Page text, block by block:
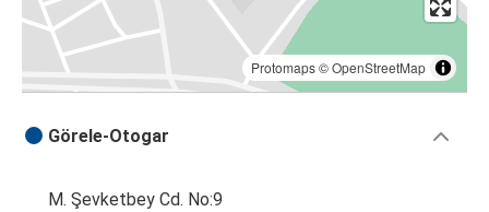
Protomaps©OpenStreetMap
Görele-Otogar
M. Şevketbey Cd. No:9